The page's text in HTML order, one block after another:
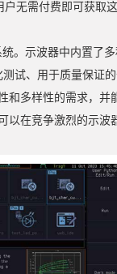
无需付费即可获取
。示波器中内置了多
试、用于质量保证
和多样性的需求，并
以在竞争激烈的示